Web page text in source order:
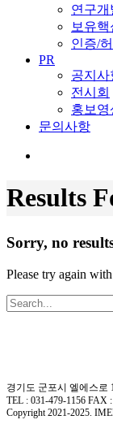
연구
보유
인증/
PR
공지사
전시회
홍보영
문의사항
Results
Sorry, no
Please try again
경기도 군포시 엘에스로
TEL : 031-479-1156 FAX
Copyright 2021-2025.